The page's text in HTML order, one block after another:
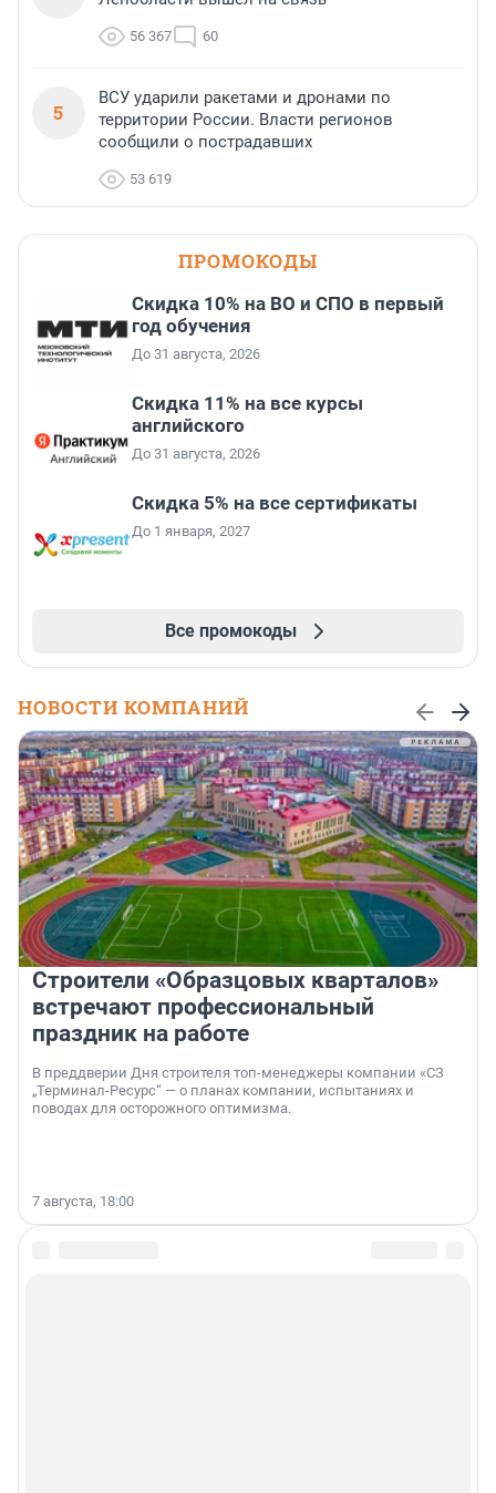
56 367 60
5
ВСУ ударили ракетами и дронами по
территории России. Власти регионов
сообщили о пострадавших
53 619
ПРОМОКОДЫ
Скидка 10% на ВО и СПО в первый
год обучения
До 31 августа, 2026
Скидка 11% на все курсы
английского
До 31 августа, 2026
Скидка 5% на все сертификаты
До 1 января, 2027
Все промокоды
НОВОСТИ КОМПАНИЙ
Строители «Образцовых кварталов»
встречают профессиональный
праздник на работе
В преддверии Дня строителя топ-менеджеры компании «СЗ
„Терминал-Ресурс“ — о планах компании, испытаниях и
поводах для осторожного оптимизма.
7 августа, 18:00